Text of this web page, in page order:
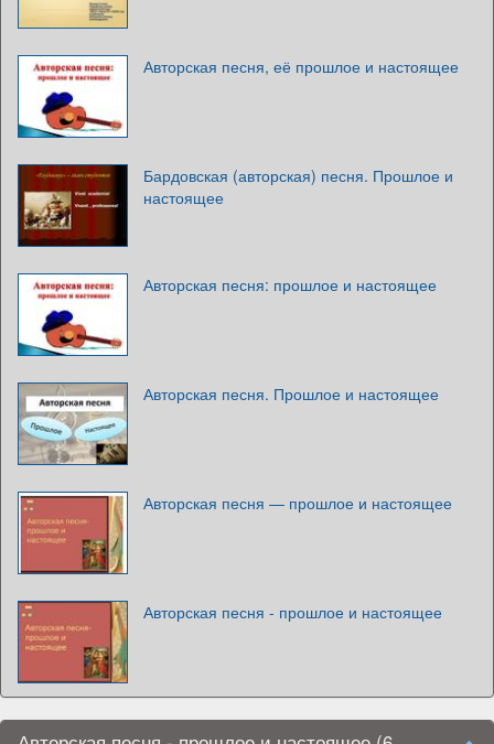
Авторская песня, её прошлое и настоящее
Бардовская (авторская) песня. Прошлое и
настоящее
Авторская песня: прошлое и настоящее
Авторская песня. Прошлое и настоящее
Авторская песня — прошлое и настоящее
Авторская песня - прошлое и настоящее